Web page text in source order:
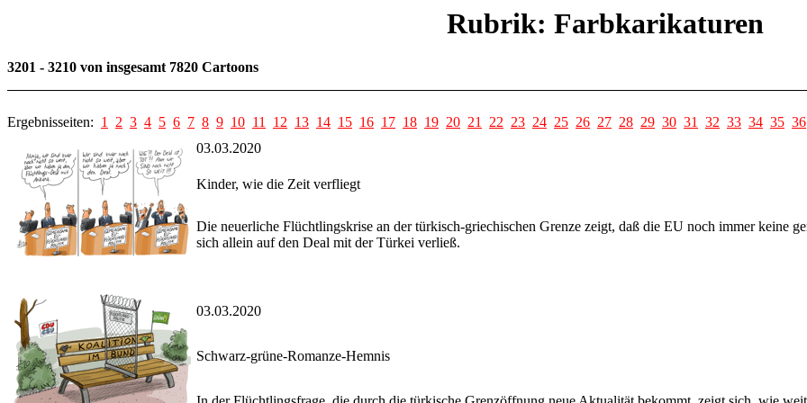
Rubrik: Farbkarikaturen
3201 - 3210 von insgesamt 7820 Cartoons
Ergebnisseiten: 1 2 3 4 5 6 7 8 9 10 11 12 13 14 15 16 17 18 19 20 21 22 23 24 25 26 27 28 29 30 31 32 33 34 35 36
03.03.2020
Kinder, wie die Zeit verfliegt
Die neuerliche Flüchtlingskrise an der türkisch-griechischen Grenze zeigt, daß die EU noch immer keine
sich allein auf den Deal mit der Türkei verließ.
03.03.2020
Schwarz-grüne-Romanze-Hemnis